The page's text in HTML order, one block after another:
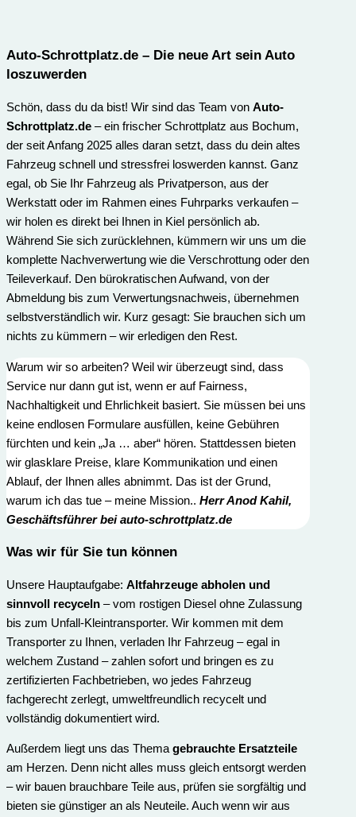
Auto-Schrottplatz.de – Die neue Art sein Auto
loszuwerden
Schön, dass du da bist! Wir sind das Team von Auto-
Schrottplatz.de – ein frischer Schrottplatz aus Bochum,
der seit Anfang 2025 alles daran setzt, dass du dein altes
Fahrzeug schnell und stressfrei loswerden kannst. Ganz
egal, ob Sie Ihr Fahrzeug als Privatperson, aus der
Werkstatt oder im Rahmen eines Fuhrparks verkaufen –
wir holen es direkt bei Ihnen in Kiel persönlich ab.
Während Sie sich zurücklehnen, kümmern wir uns um die
komplette Nachverwertung wie die Verschrottung oder den
Teileverkauf. Den bürokratischen Aufwand, von der
Abmeldung bis zum Verwertungs­nachweis, übernehmen
selbstverständlich wir. Kurz gesagt: Sie brauchen sich um
nichts zu kümmern – wir erledigen den Rest.
Warum wir so arbeiten? Weil wir überzeugt sind, dass
Service nur dann gut ist, wenn er auf Fairness,
Nachhaltigkeit und Ehrlichkeit basiert. Sie müssen bei uns
keine endlosen Formulare ausfüllen, keine Gebühren
fürchten und kein „Ja … aber“ hören. Stattdessen bieten
wir glasklare Preise, klare Kommunikation und einen
Ablauf, der Ihnen alles abnimmt. Das ist der Grund,
warum ich das tue – meine Mission.. HerrAnod Kahil,
Geschäftsführer bei auto-schrottplatz.de
Was wir für Sie tun können
Unsere Hauptaufgabe: Altfahrzeuge abholen und
sinnvoll recyceln – vom rostigen Diesel ohne Zulassung
bis zum Unfall-Kleintransporter. Wir kommen mit dem
Transporter zu Ihnen, verladen Ihr Fahrzeug – egal in
welchem Zustand – zahlen sofort und bringen es zu
zertifizierten Fachbetrieben, wo jedes Fahrzeug
fachgerecht zerlegt, umweltfreundlich recycelt und
vollständig dokumentiert wird.
Außerdem liegt uns das Themagebrauchte Ersatzteile
am Herzen. Denn nicht alles muss gleich entsorgt werden
– wir bauen brauchbare Teile aus, prüfen sie sorgfältig und
bieten sie günstiger an als Neuteile. Auch wenn wir aus